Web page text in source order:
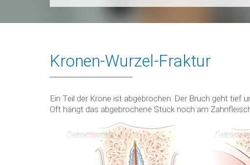
Kronen-Wurzel-Fraktur
Ein Teil der Krone ist abgebrochen. Der Bruch geht tief
Oft hängt das abgebrochene Stück noch am